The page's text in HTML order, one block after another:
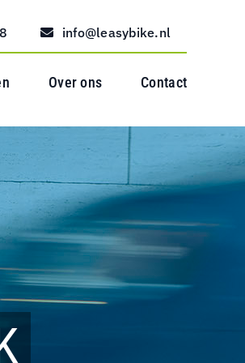
info@leasybike.nl
Over ons Contact